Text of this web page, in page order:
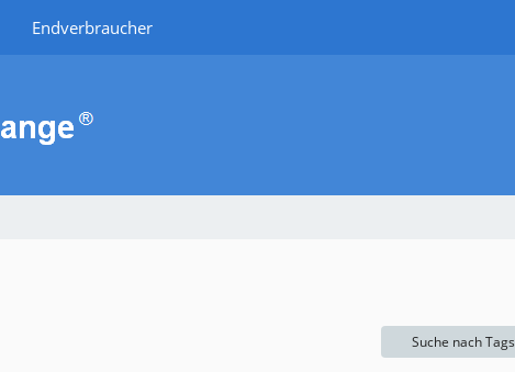
Endverbraucher
Suche nach Tags